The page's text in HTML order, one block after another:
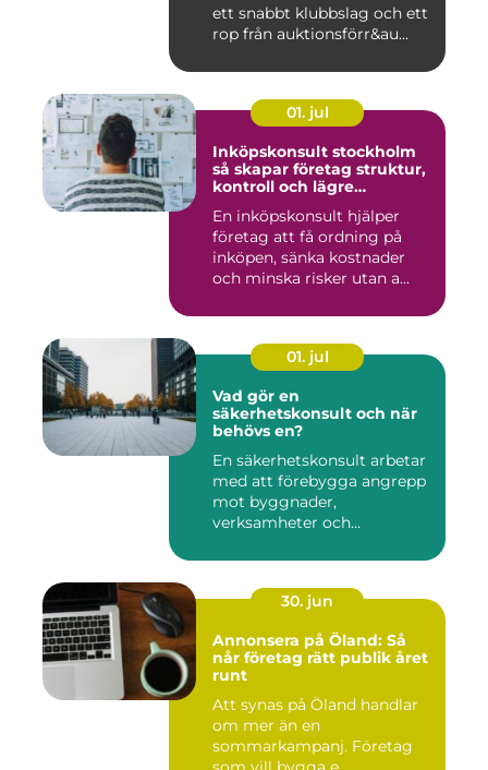
ett snabbt klubbslag och ett
rop från auktionsförr&au...
01. jul
Inköpskonsult stockholm
så skapar företag struktur,
kontroll och lägre
En inköpskonsult hjälper
företag att få ordning på
inköpen, sänka kostnader
och minska risker utan a...
01. jul
Vad gör en
säkerhetskonsult och när
behövs en?
En säkerhetskonsult arbetar
med att förebygga angrepp
mot byggnader,
verksamheter och
30. jun
Annonsera på Öland: Så
når företag rätt publik året
runt
Att synas på Öland handlar
om mer än en
sommarkampanj. Företag